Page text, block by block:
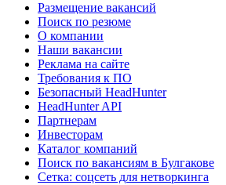
Размещение вакансий
Поиск по резюме
О компании
Наши вакансии
Реклама на сайте
Требования к ПО
Безопасный HeadHunter
HeadHunter API
Партнерам
Инвесторам
Каталог компаний
Поиск по вакансиям в Булгакове
Сетка: соцсеть для нетворкинга